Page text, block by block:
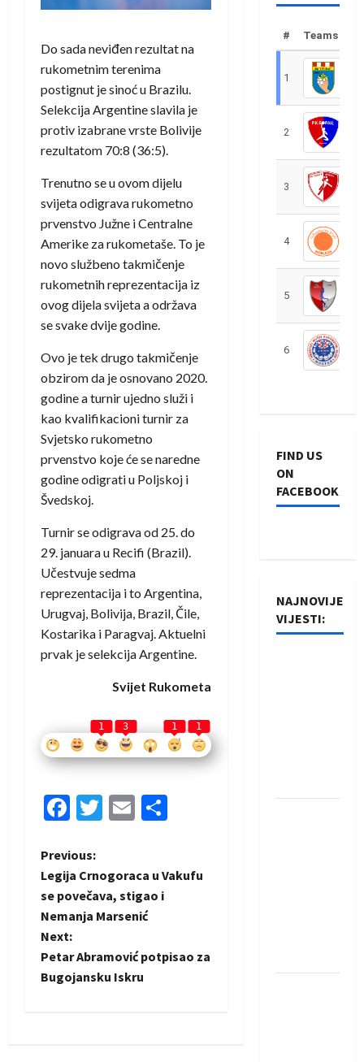
Do sada neviđen rezultat na
rukometnim terenima
postignut je sinoć u Brazilu.
Selekcija Argentine slavila je
protiv izabrane vrste Bolivije
rezultatom 70:8 (36:5).
Trenutno se u ovom dijelu
svijeta odigrava rukometno
prvenstvo Južne i Centralne
Amerike za rukometaše. To je
novo službeno takmičenje
rukometnih reprezentacija iz
ovog dijela svijeta a održava
se svake dvije godine.
Ovo je tek drugo takmičenje
obzirom da je osnovano 2020.
godine a turnir ujedno služi i
kao kvalifikacioni turnir za
Svjetsko rukometno
prvenstvo koje će se naredne
godine odigrati u Poljskoj i
Švedskoj.
Turnir se odigrava od 25. do
29. januara u Recifi (Brazil).
Učestvuje sedma
reprezentacija i to Argentina,
Urugvaj, Bolivija, Brazil, Čile,
Kostarika i Paragvaj. Aktuelni
prvak je selekcija Argentine.
Svijet Rukometa
1 3 1 1
Facebook
Twitter
Email
P
o
s
t
Previous:
Legija Crnogoraca u Vakufu
se povečava, stigao i
Nemanja Marsenić
Next:
Petar Abramović potpisao za
Bugojansku Iskru
# Teams
1
2
3
4
5
6
FIND US
ON
FACEBOOK
NAJNOVIJE
VIJESTI: